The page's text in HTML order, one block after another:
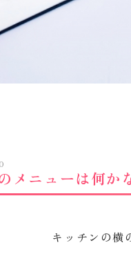
メニューは何か
キッチンの横